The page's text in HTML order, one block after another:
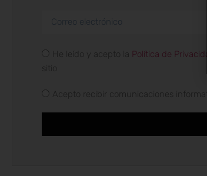
He leído y acepto la Política de
Acepto recibir comunicaciones